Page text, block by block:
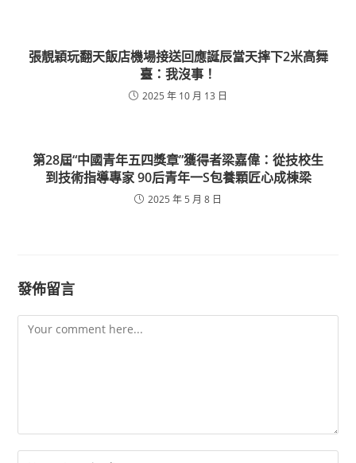
張靚穎玩翻天飯店機場接送回應誕辰當天摔下2米高舞
臺：我沒事！
2025 年 10 月 13 日
第28屆“中國青年五四獎章”獲得者梁嘉偉：從技校生
到技術指導專家 90后青年一S包養顆匠心成棟梁
2025 年 5 月 8 日
發佈留言
Comment
Enter